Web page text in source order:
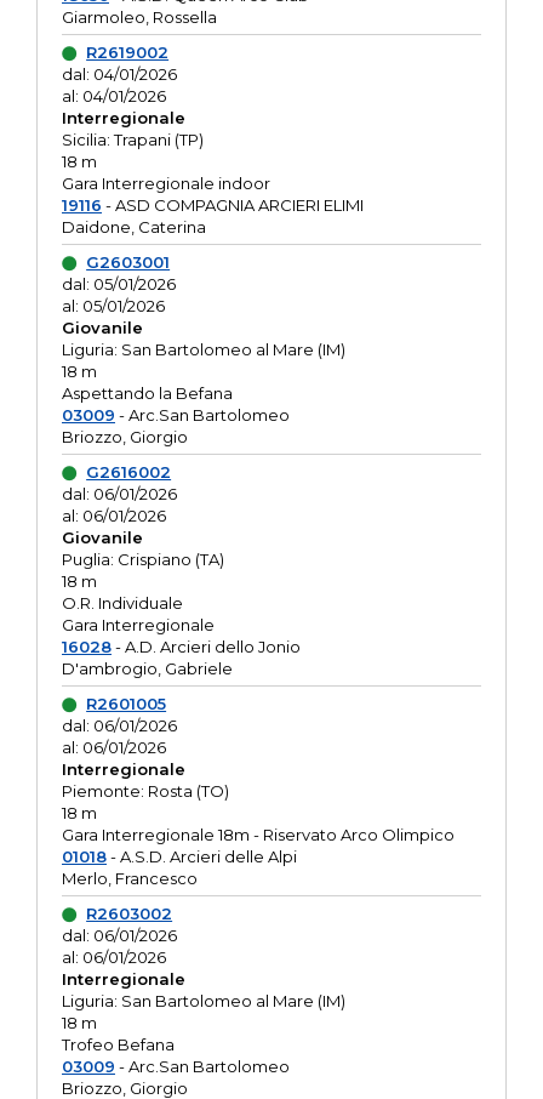
Giarmoleo, Rossella
R2619002
dal: 04/01/2026
al: 04/01/2026
Interregionale
Sicilia: Trapani (TP)
18 m
Gara Interregionale indoor
19116 - ASD COMPAGNIA ARCIERI ELIMI
Daidone, Caterina
G2603001
dal: 05/01/2026
al: 05/01/2026
Giovanile
Liguria: San Bartolomeo al Mare (IM)
18 m
Aspettando la Befana
03009 - Arc.San Bartolomeo
Briozzo, Giorgio
G2616002
dal: 06/01/2026
al: 06/01/2026
Giovanile
Puglia: Crispiano (TA)
18 m
O.R. Individuale
Gara Interregionale
16028- A.D. Arcieri dello Jonio
D'ambrogio, Gabriele
R2601005
dal: 06/01/2026
al: 06/01/2026
Interregionale
Piemonte: Rosta (TO)
18 m
Gara Interregionale 18m - Riservato Arco Olimpico
01018- A.S.D. Arcieri delle Alpi
Merlo, Francesco
R2603002
dal: 06/01/2026
al: 06/01/2026
Interregionale
Liguria: San Bartolomeo al Mare (IM)
18 m
Trofeo Befana
03009 - Arc.San Bartolomeo
Briozzo, Giorgio